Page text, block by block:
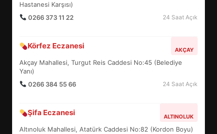
Hastanesi Karşısı)
0266 373 11 22
24 Saat Açık
Körfez Eczanesi AKÇAY
Akçay Mahallesi, Turgut Reis Caddesi No:45 (Belediye
Yanı)
0266 384 55 66
24 Saat Açık
Şifa Eczanesi ALTINOLUK
Altınoluk Mahallesi, Atatürk Caddesi No:82 (Kordon Boyu)
5
6
TURNUVASI KAYITLARI NEYİ
7
YENİ YÖNETİM NASIL
ŞEKİLLENDİ?